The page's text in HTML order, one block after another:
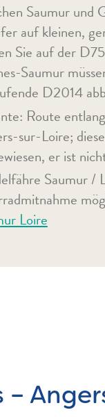
Saumur und
auf kleinen,
Sie auf der
Saumur
D2014
Route
sur-Loire;
er ist
Saumur /
Loire
–